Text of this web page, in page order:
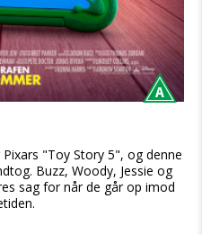
"Toy Story 5", og denne
Buzz, Woody, Jessie og
sag for når de går op imod